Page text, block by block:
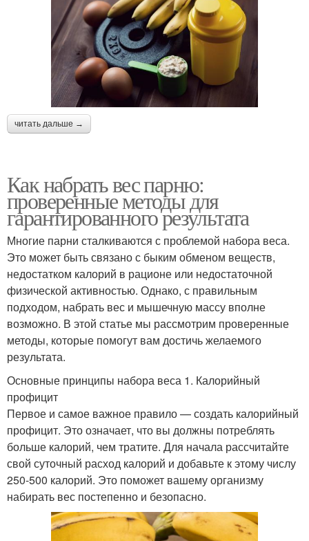
читать дальше →
Как набрать вес парню:
проверенные методы для
гарантированного результата
Многие парни сталкиваются с проблемой набора веса.
Это может быть связано с быким обменом веществ,
недостатком калорий в рационе или недостаточной
физической активностью. Однако, с правильным
подходом, набрать вес и мышечную массу вполне
возможно. В этой статье мы рассмотрим проверенные
методы, которые помогут вам достичь желаемого
результата.
Основные принципы набора веса 1. Калорийный
профицит
Первое и самое важное правило — создать калорийный
профицит. Это означает, что вы должны потреблять
больше калорий, чем тратите. Для начала рассчитайте
свой суточный расход калорий и добавьте к этому числу
250-500 калорий. Это поможет вашему организму
набирать вес постепенно и безопасно.